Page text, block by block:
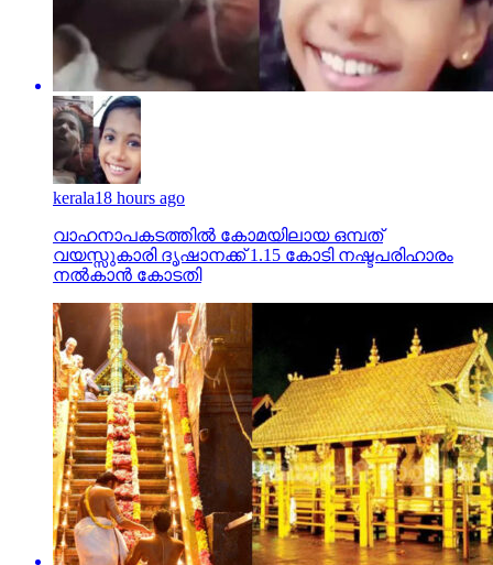
kerala18 hours ago
വാഹനാപകടത്തില്‍ കോമയിലായ ഒമ്പത്
വയസ്സുകാരി ദൃഷാനക്ക് 1.15 കോടി നഷ്ടപരിഹാരം
നല്‍കാന്‍ കോടതി